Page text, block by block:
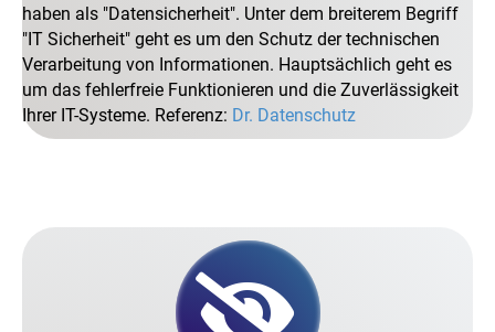
haben als Datensicherheit . Unter dem breiterem Begriff
IT Sicherheit geht es um den Schutz der technischen
Verarbeitung von Informationen. Hauptsächlich geht es
um das fehlerfreie Funktionieren und die Zuverlässigkeit
Ihrer IT-Systeme. Referenz: Dr. Datenschutz